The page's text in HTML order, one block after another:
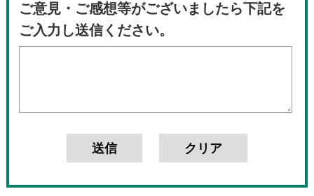
ご意見・ご感想等がございましたら下記を
ご入力し送信ください。